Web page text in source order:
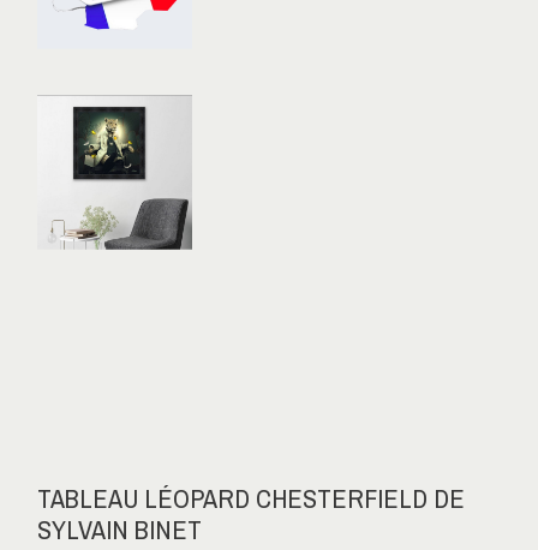
TABLEAU LÉOPARD CHESTERFIELD DE
SYLVAIN BINET